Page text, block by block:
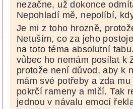
nezačne, už dokonce
Nepohladí mě, nepolíbí,
Je mi z toho hrozně,
Netuším, co za jeho
na toto téma absolutní
vůbec ho nemám posílat k
protože není důvod, aby k
mám své potřeby a zda
pokrčí rameny a mlčí. Tak
jednou v návalu emocí